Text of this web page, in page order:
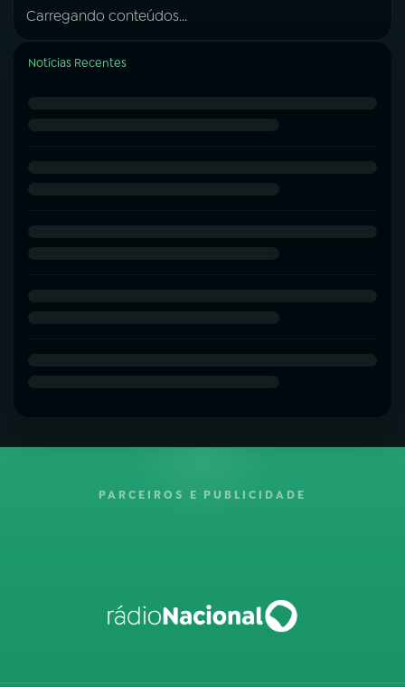
Carregando conteúdos...
Notícias Recentes
PARCEIROS E PUBLICIDADE